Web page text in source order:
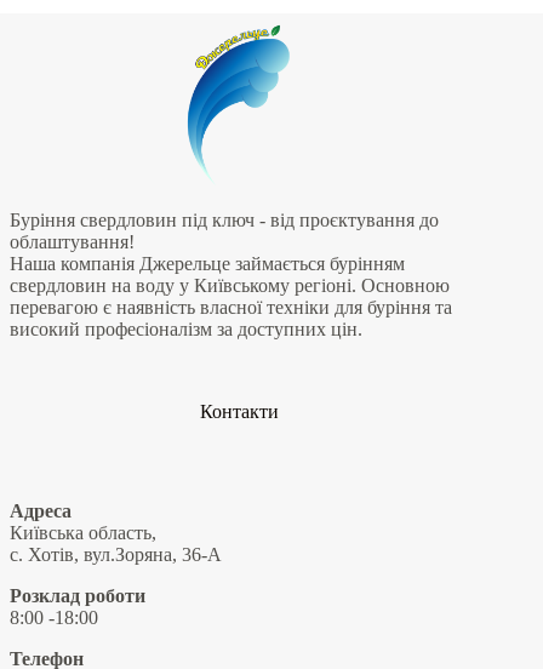
Буріння свердловин під ключ - від проєктування до
облаштування!
Наша компанія Джерельце займається бурінням
свердловин на воду у Київському регіоні. Основною
перевагою є наявність власної техніки для буріння та
високий професіоналізм за доступних цін.
Контакти
Адреса
Київська область,
с. Хотів, вул.Зоряна, 36-А
Розклад роботи
8:00 -18:00
Телефон